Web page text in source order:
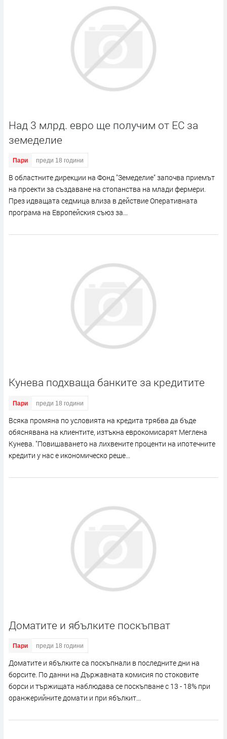
Над 3 млрд. евро ще получим от ЕС за
земеделие
Пари преди 18 години
В областните дирекции на Фонд "Земеделие" започва приемът
на проекти за създаване на стопанства на млади фермери.
През идващата седмица влиза в действие Оперативната
програма на Европейския съюз за...
Кунева подхваща банките за кредитите
Пари преди 18 години
Всяка промяна по условията на кредита трябва да бъде
обяснявана на клиентите, изтъкна еврокомисарят Меглена
Кунева. "Повишаването на лихвените проценти на ипотечните
кредити у нас е икономическо реше...
Доматите и ябълките поскъпват
Пари преди 18 години
Доматите и ябълките са поскъпнали в последните дни на
борсите. По данни на Държавната комисия по стоковите
борси и тържищата наблюдава се поскъпване с 13 - 18% при
оранжерийните домати и при ябълкит...